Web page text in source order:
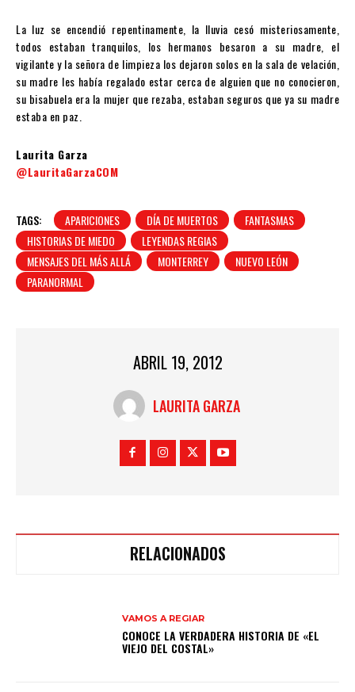
La luz se encendió repentinamente, la lluvia cesó misteriosamente,
todos estaban tranquilos, los hermanos besaron a su madre, el
vigilante y la señora de limpieza los dejaron solos en la sala de velación,
su madre les había regalado estar cerca de alguien que no conocieron,
su bisabuela era la mujer que rezaba, estaban seguros que ya su madre
estaba en paz.
Laurita Garza
@LauritaGarzaCOM
TAGS: APARICIONES DÍA DE MUERTOS
FANTASMAS
HISTORIAS DE MIEDO
LEYENDAS REGIAS
MENSAJES DEL MÁS ALLÁ
MONTERREY
NUEVO LEÓN
PARANORMAL
ABRIL 19, 2012
LAURITA GARZA
RELACIONADOS
VAMOS A REGIAR
CONOCE LA VERDADERA HISTORIA DE «EL
VIEJO DEL COSTAL»